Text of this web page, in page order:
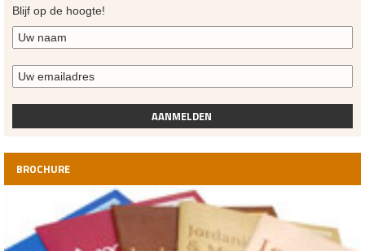
Blijf op de hoogte!
AANMELDEN
BROCHURE